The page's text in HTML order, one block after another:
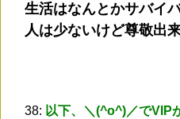
生活はなんとかサバイ
人は少ないけど尊敬出
38: 以下、＼(^o^)／でVIP